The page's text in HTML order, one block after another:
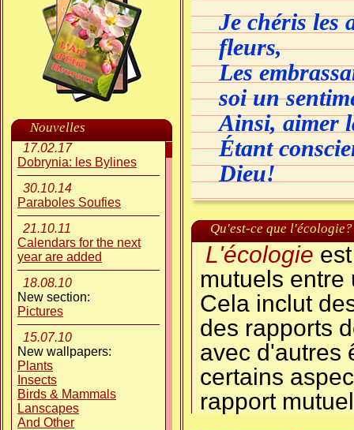
Nouvelles
17.02.17
Dobrynia: les Bylines
30.10.14
Paraboles Soufies
21.10.11
Calendars for the next
year are added
18.08.10
New section:
Pictures
15.07.10
New wallpapers:
Plants
Insects
Birds & Mammals
Lanscapes
And Other
Je chéris les
fleurs,
Les
soiun
Ainsi, aimer
Étant
Dieu!
Qu'est-ce que l'écologie?
L'écologie
mutuels entre
Cela inclut
des rapports
avec d'autres
certains
rapport